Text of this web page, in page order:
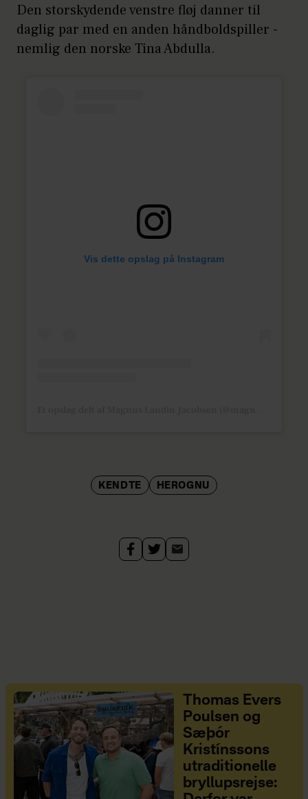
Den storskydende venstre fløj danner til
daglig par med en anden håndboldspiller -
nemlig den norske Tina Abdulla.
Vis dette opslag på Instagram
KENDTE HEROGNU
Thomas Evers
Poulsen og
Sæþór
Kristínssons
utraditionelle
bryllupsrejse: